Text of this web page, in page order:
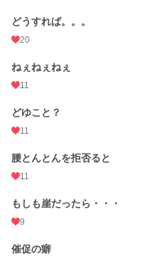
どうすれば。。。
20
ねぇねぇねぇ
11
どゆこと？
11
腰とんとんを拒否ると
11
もしも崖だったら・・・
9
催促の癖